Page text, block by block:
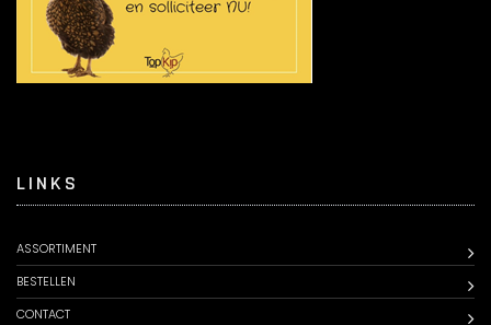
LINKS
ASSORTIMENT
BESTELLEN
CONTACT